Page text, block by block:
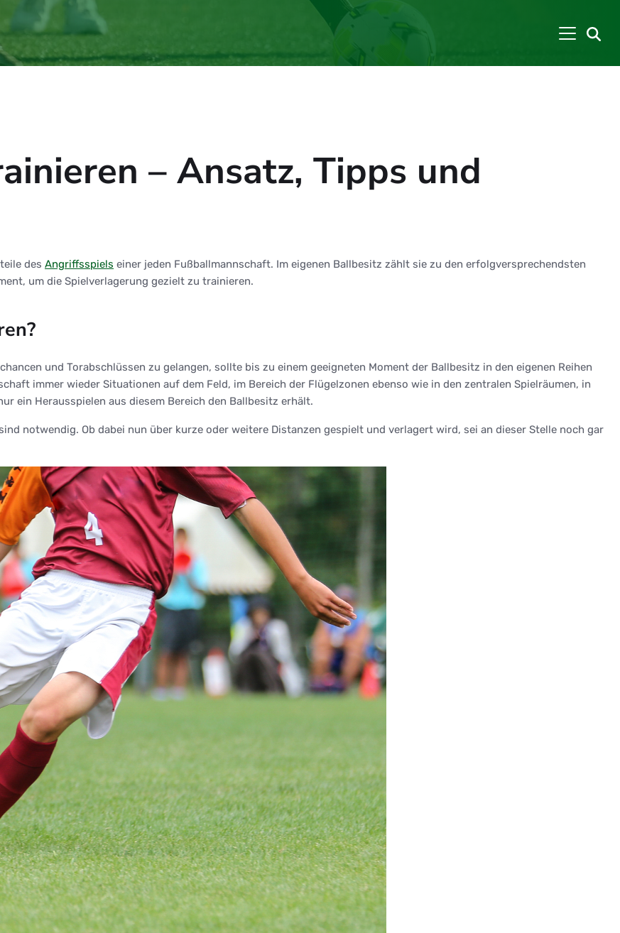
– Ansatz, Tipps und
des Angriffsspiels einer jeden Fußballmannschaft. Im eigenen Ballbesitz zählt sie zu den erfolgversprechendsten
um die Spielverlagerung gezielt zu trainieren.
und Torabschlüssen zu gelangen, sollte bis zu einem geeigneten Moment der Ballbesitz in den eigenen Reihen
immer wieder Situationen auf dem Feld, im Bereich der Flügelzonen ebenso wie in den zentralen Spielräumen, in
ein Herausspielen aus diesem Bereich den Ballbesitz erhält.
notwendig. Ob dabei nun über kurze oder weitere Distanzen gespielt und verlagert wird, sei an dieser Stelle noch gar